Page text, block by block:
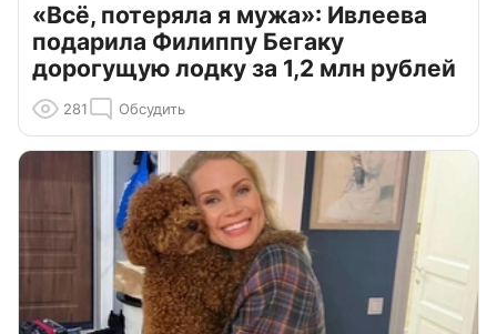
«Всё, потеряла я мужа»: Ивлеева
подарила Филиппу Бегаку
дорогущую лодку за 1,2 млн рублей
281 Обсудить